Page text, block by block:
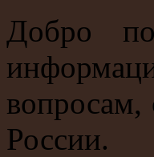
Добро
вопросам,
России.